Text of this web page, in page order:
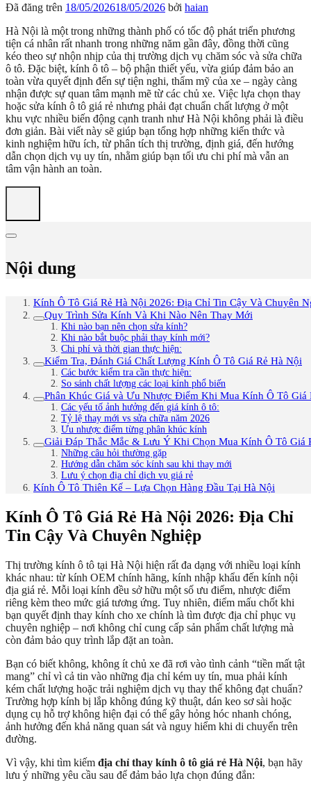
Đã đăng trên 18/05/202618/05/2026 bởi haian
Hà Nội là một trong những thành phố có tốc độ phát triển phương
tiện cá nhân rất nhanh trong những năm gần đây, đồng thời cũng
kéo theo sự nhộn nhịp của thị trường dịch vụ chăm sóc và sửa chữa
ô tô. Đặc biệt, kính ô tô – bộ phận thiết yếu, vừa giúp đảm bảo an
toàn vừa quyết định đến sự tiện nghi, thẩm mỹ của xe – ngày càng
nhận được sự quan tâm mạnh mẽ từ các chủ xe. Việc lựa chọn thay
hoặc sửa kính ô tô giá rẻ nhưng phải đạt chuẩn chất lượng ở một
khu vực nhiều biến động cạnh tranh như Hà Nội không phải là điều
đơn giản. Bài viết này sẽ giúp bạn tổng hợp những kiến thức và
kinh nghiệm hữu ích, từ phân tích thị trường, định giá, đến hướng
dẫn chọn dịch vụ uy tín, nhằm giúp bạn tối ưu chi phí mà vẫn an
tâm vận hành an toàn.
Nội dung
Kính Ô Tô Giá Rẻ Hà Nội 2026: Địa Chỉ Tin Cậy Và Chuyên
Quy Trình Sửa Kính Và Khi Nào Nên Thay Mới
Khi nào bạn nên chọn sửa kính?
Khi nào bắt buộc phải thay kính mới?
Chi phí và thời gian thực hiện:
Kiểm Tra, Đánh Giá Chất Lượng Kính Ô Tô Giá Rẻ Hà Nội
Các bước kiểm tra cần thực hiện:
So sánh chất lượng các loại kính phổ biến
Phân Khúc Giá và Ưu Nhược Điểm Khi Mua Kính Ô Tô Giá
Các yếu tố ảnh hưởng đến giá kính ô tô:
Tỷ lệ thay mới vs sửa chữa năm 2026
Ưu nhược điểm từng phân khúc kính
Giải Đáp Thắc Mắc & Lưu Ý Khi Chọn Mua Kính Ô Tô Giá
Những câu hỏi thường gặp
Hướng dẫn chăm sóc kính sau khi thay mới
Lưu ý chọn địa chỉ dịch vụ giá rẻ
Kính Ô Tô Thiên Kế – Lựa Chọn Hàng Đầu Tại Hà Nội
Kính Ô Tô Giá Rẻ Hà Nội 2026: Địa Chỉ
Tin Cậy Và Chuyên Nghiệp
Thị trường kính ô tô tại Hà Nội hiện rất đa dạng với nhiều loại kính
khác nhau: từ kính OEM chính hãng, kính nhập khẩu đến kính nội
địa giá rẻ. Mỗi loại kính đều sở hữu một số ưu điểm, nhược điểm
riêng kèm theo mức giá tương ứng. Tuy nhiên, điểm mấu chốt khi
bạn quyết định thay kính cho xe chính là tìm được địa chỉ phục vụ
chuyên nghiệp – nơi không chỉ cung cấp sản phẩm chất lượng mà
còn đảm bảo quy trình lắp đặt an toàn.
Bạn có biết không, không ít chủ xe đã rơi vào tình cảnh “tiền mất tật
mang” chỉ vì cả tin vào những địa chỉ kém uy tín, mua phải kính
kém chất lượng hoặc trải nghiệm dịch vụ thay thế không đạt chuẩn?
Trường hợp kính bị lắp không đúng kỹ thuật, dán keo sơ sài hoặc
dụng cụ hỗ trợ không hiện đại có thể gây hỏng hóc nhanh chóng,
ảnh hưởng đến khả năng quan sát và nguy hiểm khi di chuyển trên
đường.
Vì vậy, khi tìm kiếm địa chỉ thay kính ô tô giá rẻ Hà Nội, bạn hãy
lưu ý những yêu cầu sau để đảm bảo lựa chọn đúng đắn: